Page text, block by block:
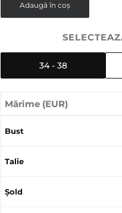
Adaugă în coș
34 - 38
Mărime (EUR)
Bust
Talie
Șold